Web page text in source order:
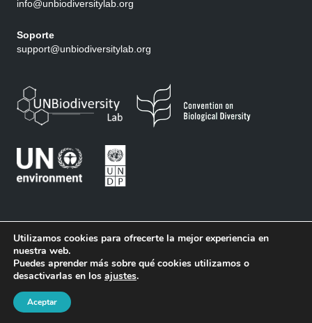
info@unbiodiversitylab.org
Soporte
support@unbiodiversitylab.org
Condiciones de uso|Política de privacidad
Biodiversity Lab - Todos los derechos reservados
Utilizamos cookies para ofrecerte la mejor experiencia en
nuestra web.
Puedes aprender más sobre qué cookies utilizamos o
desactivarlas en los ajustes.
Aceptar